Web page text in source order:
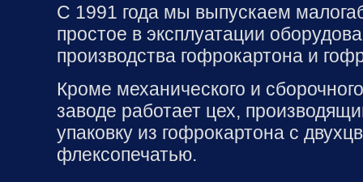
С 1991 года мы выпускаем
простое в эксплуатации
производства гофрокартона и
Кроме механического и
заводе работает цех,
упаковку из гофрокартона с
флексопечатью.